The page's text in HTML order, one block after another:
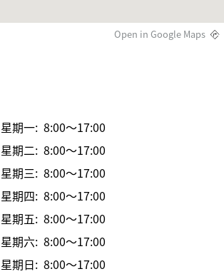
Open in Google Maps
星期一: 8:00～17:00
星期二: 8:00～17:00
星期三: 8:00～17:00
星期四: 8:00～17:00
星期五: 8:00～17:00
星期六: 8:00～17:00
星期日: 8:00～17:00